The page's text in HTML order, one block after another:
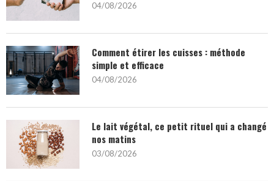
04/08/2026
Comment étirer les cuisses : méthode
simple et efficace
04/08/2026
Le lait végétal, ce petit rituel qui a changé
nos matins
03/08/2026